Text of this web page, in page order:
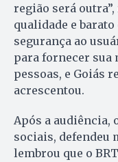
região será
qualidade e
segurança ao
para fornecer sua
pessoas, e Goiás
acrescentou.
Após a audiência,
sociais, defendeu
lembrou que o